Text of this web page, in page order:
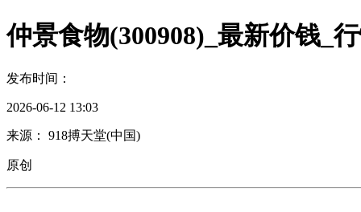
仲景食物(300908)_最新价钱_
发布时间：
2026-06-12 13:03
来源： 918搏天堂(中国)
原创